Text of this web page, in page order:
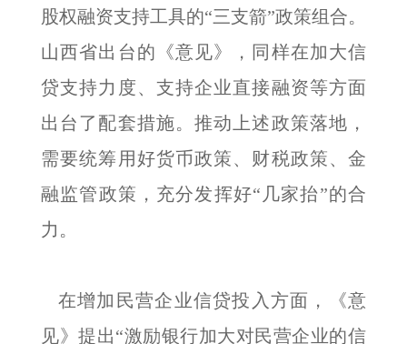
股权融资支持工具的“三支箭”政策组合。
山西省出台的《意见》，同样在加大信
贷支持力度、支持企业直接融资等方面
出台了配套措施。推动上述政策落地，
需要统筹用好货币政策、财税政策、金
融监管政策，充分发挥好“几家抬”的合
力。
在增加民营企业信贷投入方面，《意
见》提出“激励银行加大对民营企业的信